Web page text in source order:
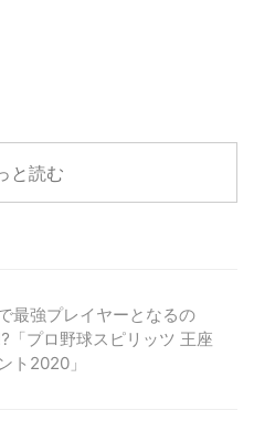
...
と読む
最強プレイヤーとなるの
「プロ野球スピリッツ 王座
ト2020」